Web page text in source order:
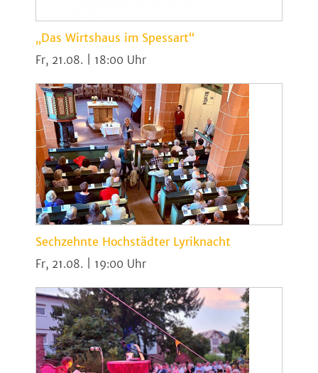
„Das Wirtshaus im Spessart“
Fr, 21.08. | 18:00
Sechzehnte Hochstädter Lyriknacht
Fr, 21.08. | 19:00